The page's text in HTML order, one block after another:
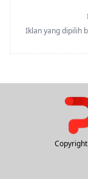
Iklan yang dipilih